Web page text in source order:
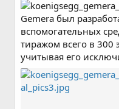
Gemera был
вспомогательных
тиражом всего в
учитывая его